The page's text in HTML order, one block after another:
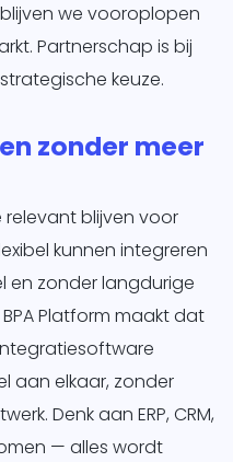
we vooroplopen
Partnerschap is bij
keuze.
zonder meer
relevant blijven voor
kunnen integreren
en zonder langdurige
Platform maakt dat
aan elkaar, zonder
Denk aan ERP, CRM,
— alles wordt